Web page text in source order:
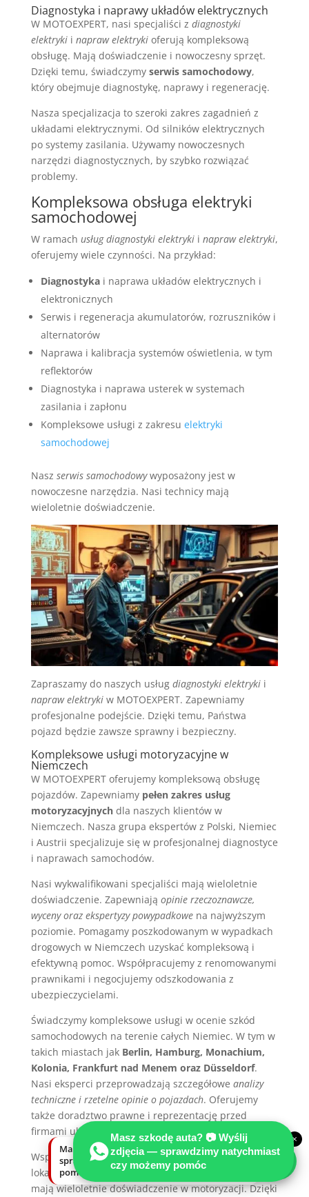
Diagnostyka i naprawy układów elektrycznych
W MOTOEXPERT, nasi specjaliści z diagnostyki
elektrykii napraw elektrykioferują kompleksową
obsługę. Mają doświadczenie i nowoczesny sprzęt.
Dzięki temu, świadczymy serwis samochodowy,
który obejmuje diagnostykę, naprawy i regenerację.
Nasza specjalizacja to szeroki zakres zagadnień z
układami elektrycznymi. Od silników elektrycznych
po systemy zasilania. Używamy nowoczesnych
narzędzi diagnostycznych, by szybko rozwiązać
problemy.
Kompleksowa obsługa elektryki
samochodowej
W ramach usług diagnostyki elektrykii napraw elektryki,
oferujemy wiele czynności. Na przykład:
Diagnostykai naprawa układów elektrycznych i
elektronicznych
Serwis i regeneracja akumulatorów, rozruszników i
alternatorów
Naprawa i kalibracja systemów oświetlenia, w tym
reflektorów
Diagnostyka i naprawa usterek w systemach
zasilania i zapłonu
Kompleksowe usługi z zakresu elektryki
samochodowej
Nasz serwis samochodowywyposażony jest w
nowoczesne narzędzia. Nasi technicy mają
wieloletnie doświadczenie.
Zapraszamy do naszych usług diagnostyki elektrykii
napraw elektrykiw MOTOEXPERT. Zapewniamy
profesjonalne podejście. Dzięki temu, Państwa
pojazd będzie zawsze sprawny i bezpieczny.
Kompleksowe usługi motoryzacyjne w
Niemczech
W MOTOEXPERT oferujemy kompleksową obsługę
pojazdów. Zapewniamy pełen zakres usług
motoryzacyjnychdla naszych klientów w
Niemczech. Nasza grupa ekspertów z Polski, Niemiec
i Austrii specjalizuje się w profesjonalnej diagnostyce
i naprawach samochodów.
Nasi wykwalifikowani specjaliści mają wieloletnie
doświadczenie. Zapewniają opinie rzeczoznawcze,
wyceny oraz ekspertyzy powypadkowena najwyższym
poziomie. Pomagamy poszkodowanym w wypadkach
drogowych w Niemczech uzyskać kompleksową i
efektywną pomoc. Współpracujemy z renomowanymi
prawnikami i negocjujemy odszkodowania z
ubezpieczycielami.
Świadczymy kompleksowe usługi w ocenie szkód
samochodowych na terenie całych Niemiec. W tym w
takich miastach jak Berlin, Hamburg, Monachium,
Kolonia, Frankfurt nad Menem oraz Düsseldorf.
Nasi eksperci przeprowadzają szczegółowe analizy
techniczne i rzetelne opinie o pojazdach. Oferujemy
także doradztwo prawne i reprezentację przed
firmami ubezpieczeniowymi.
Współpraca z MOTOEXPERT to znaczenie znajomości
lokalnych przepisów w Niemczech. Nasze specjalisty
mają wieloletnie doświadczenie w motoryzacji. Dzięki
Masz szkodę auta? 📷 Wyślij
zdjęcia — sprawdzimy natychmiast
czy możemy pomóc
×
Masz szkodę auta? Wyślij zdjęcia —
sprawdzimy natychmiast, czy możemy
pomóc.